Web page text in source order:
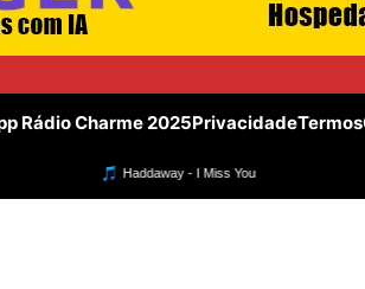
Rádio Charme 2025PrivacidadeTermos